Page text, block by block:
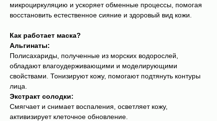
микроциркуляцию и ускоряет обменные процессы, помогая
восстановить естественное сияние и здоровый вид кожи.
Как работает маска?
Альгинаты:
Полисахариды, полученные из морских водорослей,
обладают влагоудерживающими и моделирующими
свойствами. Тонизируют кожу, помогают подтянуть контуры
лица.
Экстракт солодки:
Смягчает и снимает воспаления, осветляет кожу,
активизирует клеточное обновление.